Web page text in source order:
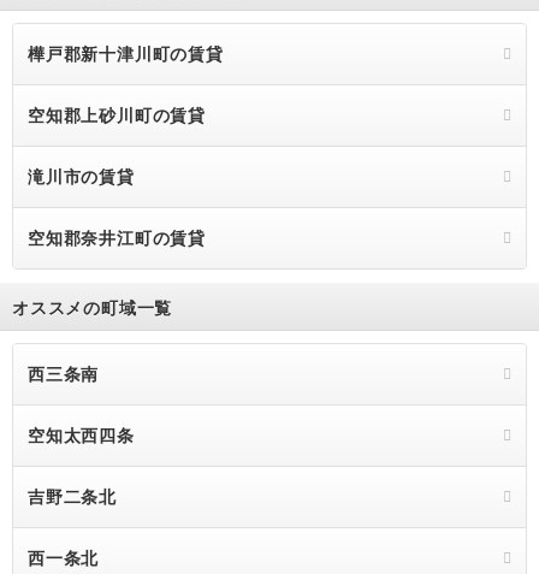
樺戸郡新十津川町の賃貸
空知郡上砂川町の賃貸
滝川市の賃貸
空知郡奈井江町の賃貸
オススメの町域一覧
西三条南
空知太西四条
吉野二条北
西一条北